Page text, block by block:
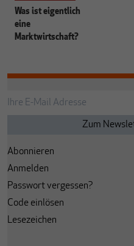
Was ist eigentlich
eine
Marktwirtschaft?
Abonnieren
Anmelden
Passwort vergessen?
Code einlösen
Lesezeichen